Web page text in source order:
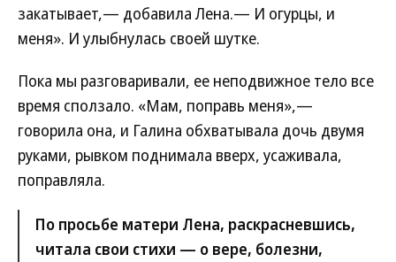
закатывает,— добавила Лена.— И огурцы, и
меня». И улыбнулась своей шутке.
Пока мы разговаривали, ее неподвижное тело все
время сползало. «Мам, поправь меня»,—
говорила она, и Галина обхватывала дочь двумя
руками, рывком поднимала вверх, усаживала,
поправляла.
По просьбе матери Лена, раскрасневшись,
читала свои стихи — о вере, болезни,